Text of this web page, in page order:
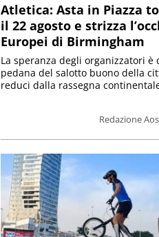
Atletica: Asta in Piazza
il 22 agosto e strizza
Europei di Birmingham
Redazione
La speranza degli organizzatori è
pedana del salotto buono della
reduci dalla rassegna